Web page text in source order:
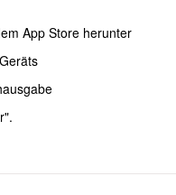
App Store herunter